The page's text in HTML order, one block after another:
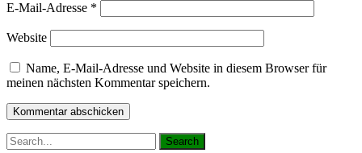
E-Mail-Adresse *
Website
Name, E-Mail-Adresse und Website in diesem Browser für
meinen nächsten Kommentar speichern.